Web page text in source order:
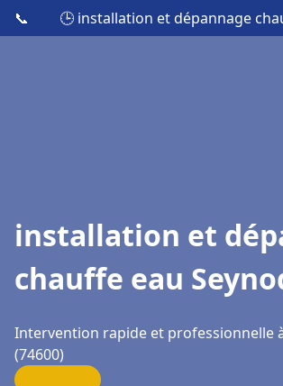
📞 🕒 installation et dépannage
installation et
chauffe eau
Intervention rapide et professionnelle
(74600)